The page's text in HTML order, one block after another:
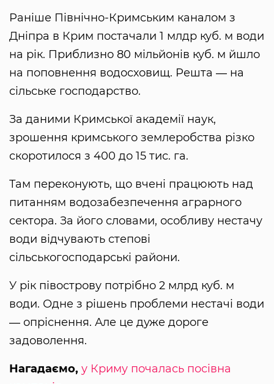
Раніше Північно-Кримським каналом з
Дніпра в Крим постачали 1 млдр куб. м води
на рік. Приблизно 80 мільйонів куб. м йшло
на поповнення водосховищ. Решта ― на
сільське господарство.
За даними Кримської академії наук,
зрошення кримського землеробства різко
скоротилося з 400 до 15 тис. га.
Там переконують, що вчені працюють над
питанням водозабезпечення аграрного
сектора. За його словами, особливу нестачу
води відчувають степові
сільськогосподарські райони.
У рік півострову потрібно 2 млрд куб. м
води. Одне з рішень проблеми нестачі води
― опріснення. Але це дуже дороге
задоволення.
Нагадаємо, у Криму почалась посівна